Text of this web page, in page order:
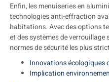
Enfin, les menuiseries en
technologies anti-effraction
habitations. Avec des options
et des systèmes de
normes de sécurité les plus
Innovations écologiques
Implication